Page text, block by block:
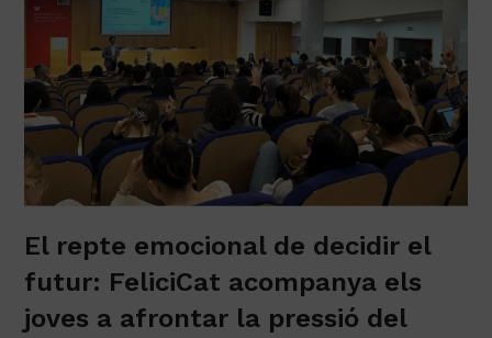
El repte emocional de decidir el
futur: FeliciCat acompanya els
joves a afrontar la pressió del